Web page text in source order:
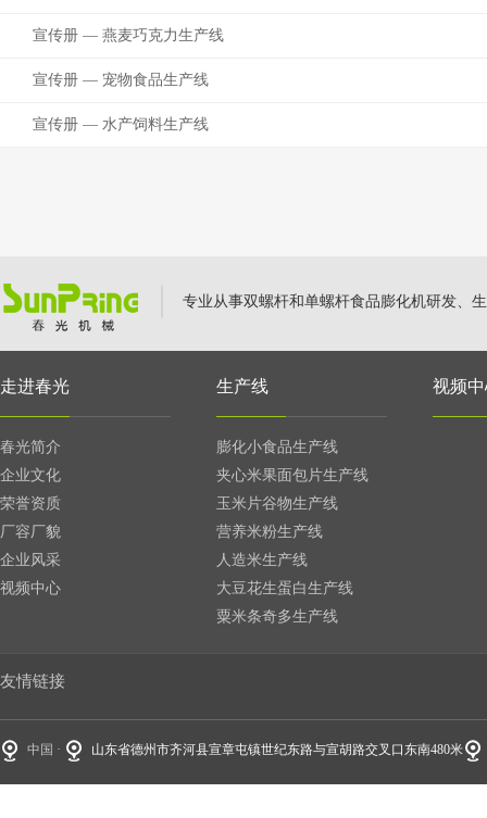
宣传册 — 燕麦巧克力生产线
宣传册 — 宠物食品生产线
宣传册 — 水产饲料生产线
专业从事双螺杆和单螺杆食品膨化机研发、
走进春光
春光简介
企业文化
荣誉资质
厂容厂貌
企业风采
视频中心
生产线
膨化小食品生产线
夹心米果面包片生产线
玉米片谷物生产线
营养米粉生产线
人造米生产线
大豆花生蛋白生产线
粟米条奇多生产线
视频
友情链接
中国 · 山东省德州市齐河县宣章屯镇世纪东路与宣胡路交叉口东南480米